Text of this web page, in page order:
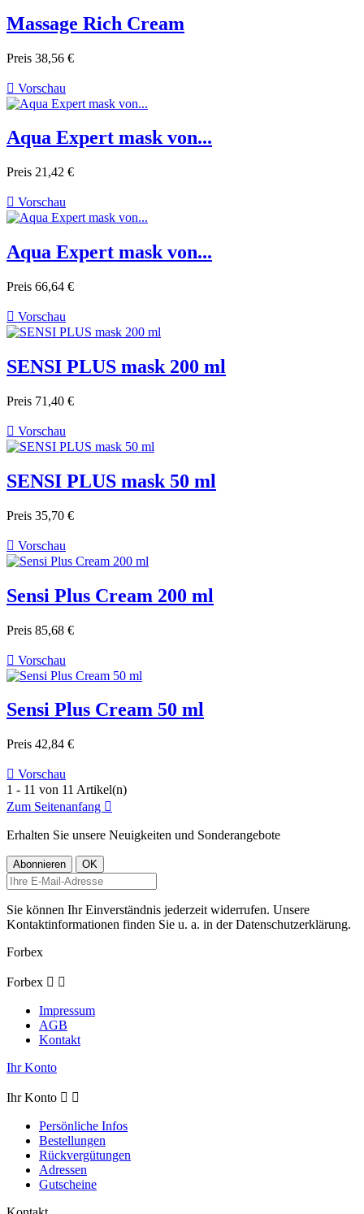
Massage Rich Cream
Preis 38,56 €
 Vorschau
Aqua Expert mask von...
Preis 21,42 €
 Vorschau
Aqua Expert mask von...
Preis 66,64 €
 Vorschau
SENSI PLUS mask 200 ml
Preis 71,40 €
 Vorschau
SENSI PLUS mask 50 ml
Preis 35,70 €
 Vorschau
Sensi Plus Cream 200 ml
Preis 85,68 €
 Vorschau
Sensi Plus Cream 50 ml
Preis 42,84 €
 Vorschau
1 - 11 von 11 Artikel(n)
Zum Seitenanfang 
Erhalten Sie unsere Neuigkeiten und Sonderangebote
Sie können Ihr Einverständnis jederzeit widerrufen. Unsere
Kontaktinformationen finden Sie u. a. in der Datenschutzerklärung.
Forbex
Forbex  
Impressum
AGB
Kontakt
Ihr Konto
Ihr Konto  
Persönliche Infos
Bestellungen
Rückvergütungen
Adressen
Gutscheine